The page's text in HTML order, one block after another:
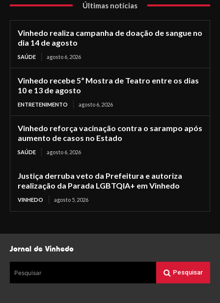
Últimas notícias
Vinhedo realiza campanha de doação de sangue no
dia 14 de agosto
SAÚDE agosto 6, 2026
Vinhedo recebe 5ª Mostra de Teatro entre os dias
10 e 13 de agosto
ENTRETENIMENTO agosto 6, 2026
Vinhedo reforça vacinação contra o sarampo após
aumento de casos no Estado
SAÚDE agosto 6, 2026
Justiça derruba veto da Prefeitura e autoriza
realização da Parada LGBTQIA+ em Vinhedo
VINHEDO agosto 5, 2026
Jornal de Vinhedo
Pesquisar Pesquisar